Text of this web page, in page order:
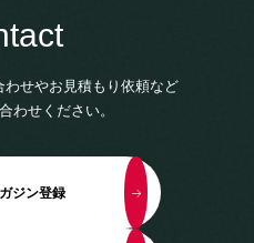
せやお見積もり依頼など
わせください。
ジン登録